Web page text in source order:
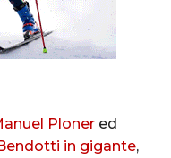
Ploner ed
in gigante,